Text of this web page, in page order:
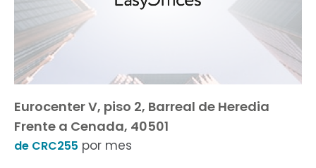
Eurocenter V, piso 2, Barreal de Heredia
Frente a Cenada, 40501
de CRC255 por mes